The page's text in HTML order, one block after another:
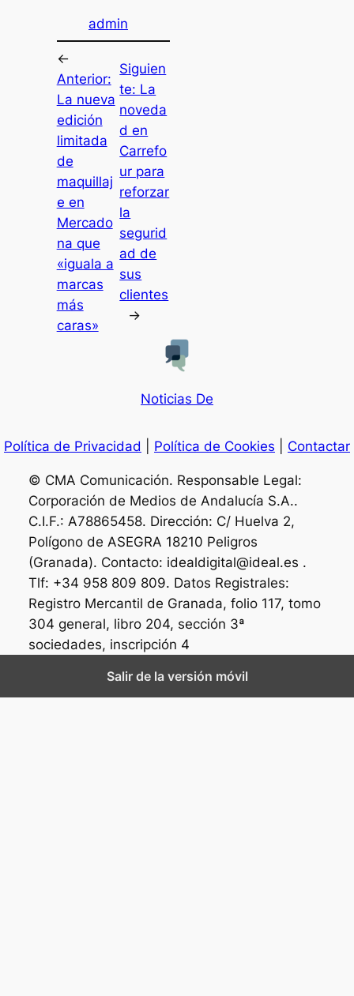
admin
←
Anterior:
La nueva
edición
limitada
de
maquillaj
e en
Mercado
na que
«iguala a
marcas
más
caras»
Siguien
te: La
noveda
d en
Carrefo
ur para
reforzar
la
segurid
ad de
sus
clientes
→
Noticias De
Política de Privacidad Política de Cookies Contactar
© CMA Comunicación. Responsable Legal:
Corporación de Medios de Andalucía S.A..
C.I.F.: A78865458. Dirección: C/ Huelva 2,
Polígono de ASEGRA 18210 Peligros
(Granada). Contacto: idealdigital@ideal.es .
Tlf: +34 958 809 809. Datos Registrales:
Registro Mercantil de Granada, folio 117, tomo
304 general, libro 204, sección 3ª
sociedades, inscripción 4
Salir de la versión móvil